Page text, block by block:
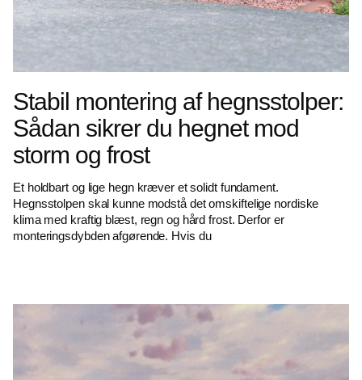
Stabil montering af hegnsstolper:
Sådan sikrer du hegnet mod
storm og frost
Et holdbart og lige hegn kræver et solidt fundament.
Hegnsstolpen skal kunne modstå det omskiftelige nordiske
klima med kraftig blæst, regn og hård frost. Derfor er
monteringsdybden afgørende. Hvis du